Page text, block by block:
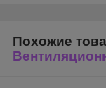
Похожие